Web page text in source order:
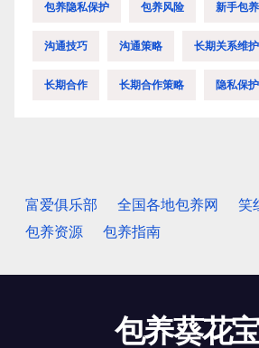
包养隐私保护 包养风险 新手包
沟通技巧 沟通策略 长期关系维护
长期合作 长期合作策略 隐私保护
富爱俱乐部 全国各地包养网 笑
包养资源
包养指南
包养葵花